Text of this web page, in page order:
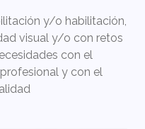
y/o habilitación,
visual y/o con retos
con el
y con el